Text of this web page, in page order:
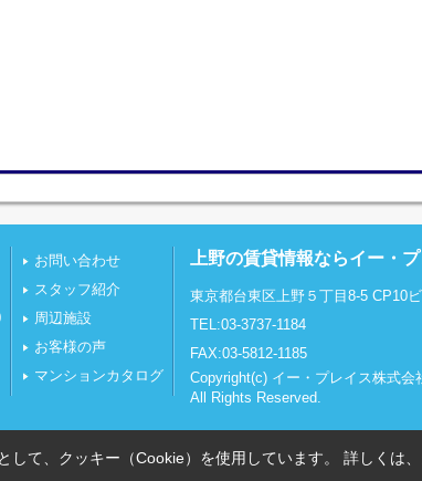
お問い合わせ
スタッフ紹介
周辺施設
お客様の声
マンションカタログ
上野の賃貸情報ならイー・
東京都台東区上野５丁目8-5 CP10
TEL:03-3737-1184
FAX:03-5812-1185
Copyright(c) イー・プレイス株式会
All Rights Reserved.
て、クッキー（Cookie）を使用しています。 詳しくは